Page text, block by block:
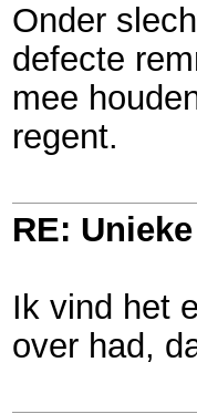
Onder
defecte
mee
regent.
RE:
Ik vind het
over had,